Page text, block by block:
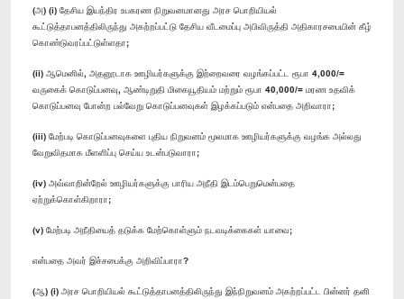
(அ) (i) தேசிய இயந்திர உபகரண நிறுவனமானது அரச பொறியியல்
கூட்டுத்தாபனத்திலிருந்து அகற்றப்பட்டு தேசிய வீடமைப்பு அபிவிருத்தி அதிகாரசபையின் கீழ்
கொண்டுவரப்பட்டுள்ளதா;
(ii) ஆமெனில், அதனூடாக ஊழியர்களுக்கு இற்றைவரை வழங்கப்பட்ட ரூபா 4,000/=
வருகைக் கொடுப்பனவு, ஆண்டிறுதி மிகையூதியம் மற்றும் ரூபா 40,000/= மரண உதவிக்
கொடுப்பனவு போன்ற பல்வேறு கொடுப்பனவுகள் இழக்கப்படும் என்பதை அறிவாரா;
(iii) மேற்படி கொடுப்பனவுகளை புதிய நிறுவனம் மூலமாக ஊழியர்களுக்கு வழங்க அல்லது
வேறுவிதமாக மீளளிப்பு செய்ய உடன்படுவாரா;
(iv) அவ்வாறின்றேல் ஊழியர்களுக்கு பாரிய அநீதி இடம்பெறுமென்பதை
ஏற்றுக்கொள்கிறாரா;
(v) மேற்படி அநீதியைத் தடுக்க மேற்கொள்ளும் நடவடிக்கைகள் யாவை;
என்பதை அவர் இச்சபைக்கு அறிவிப்பாரா?
(ஆ) (i) அரச பொறியியல் கூட்டுத்தாபனத்திலிருந்து இந்நிறுவனம் அகற்றப்பட்ட பின்னர் தனி